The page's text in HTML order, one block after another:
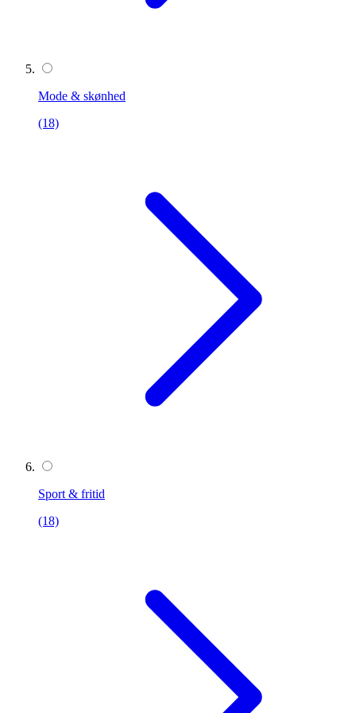
Mode & skønhed
(18)
Sport & fritid
(18)